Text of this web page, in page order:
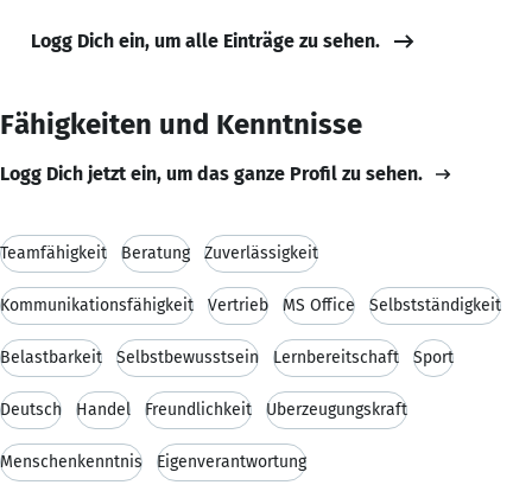
Logg Dich ein, um alle Einträge zu sehen.
Fähigkeiten und Kenntnisse
Logg Dich jetzt ein, um das ganze Profil zu sehen.
Teamfähigkeit Beratung Zuverlässigkeit
Kommunikationsfähigkeit Vertrieb MS Office Selbstständigkeit
Belastbarkeit Selbstbewusstsein Lernbereitschaft Sport
Deutsch Handel Freundlichkeit Überzeugungskraft
Menschenkenntnis Eigenverantwortung